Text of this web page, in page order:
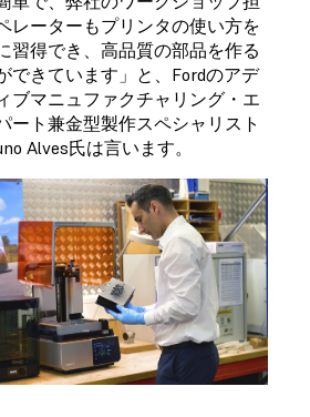
レーターもプリンタの使い方を
習得でき、高品質の部品を作る
できています」と、Fordのアデ
ブマニュファクチャリング・エ
ート兼金型製作スペシャリスト
Alves氏は言います。